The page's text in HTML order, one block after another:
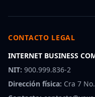
CONTACTO LEGAL
INTERNET BUSINESS
NIT: 900.999.836-2
Dirección física: Cra 7